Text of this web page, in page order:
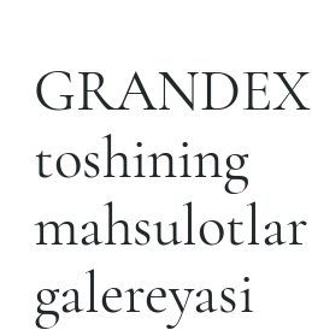
GRANDEX
toshining
mahsulotlar
galereyasi